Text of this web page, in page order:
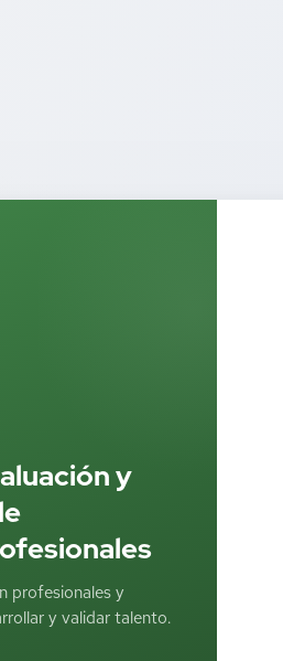
y
profesionales y
y validar talento.